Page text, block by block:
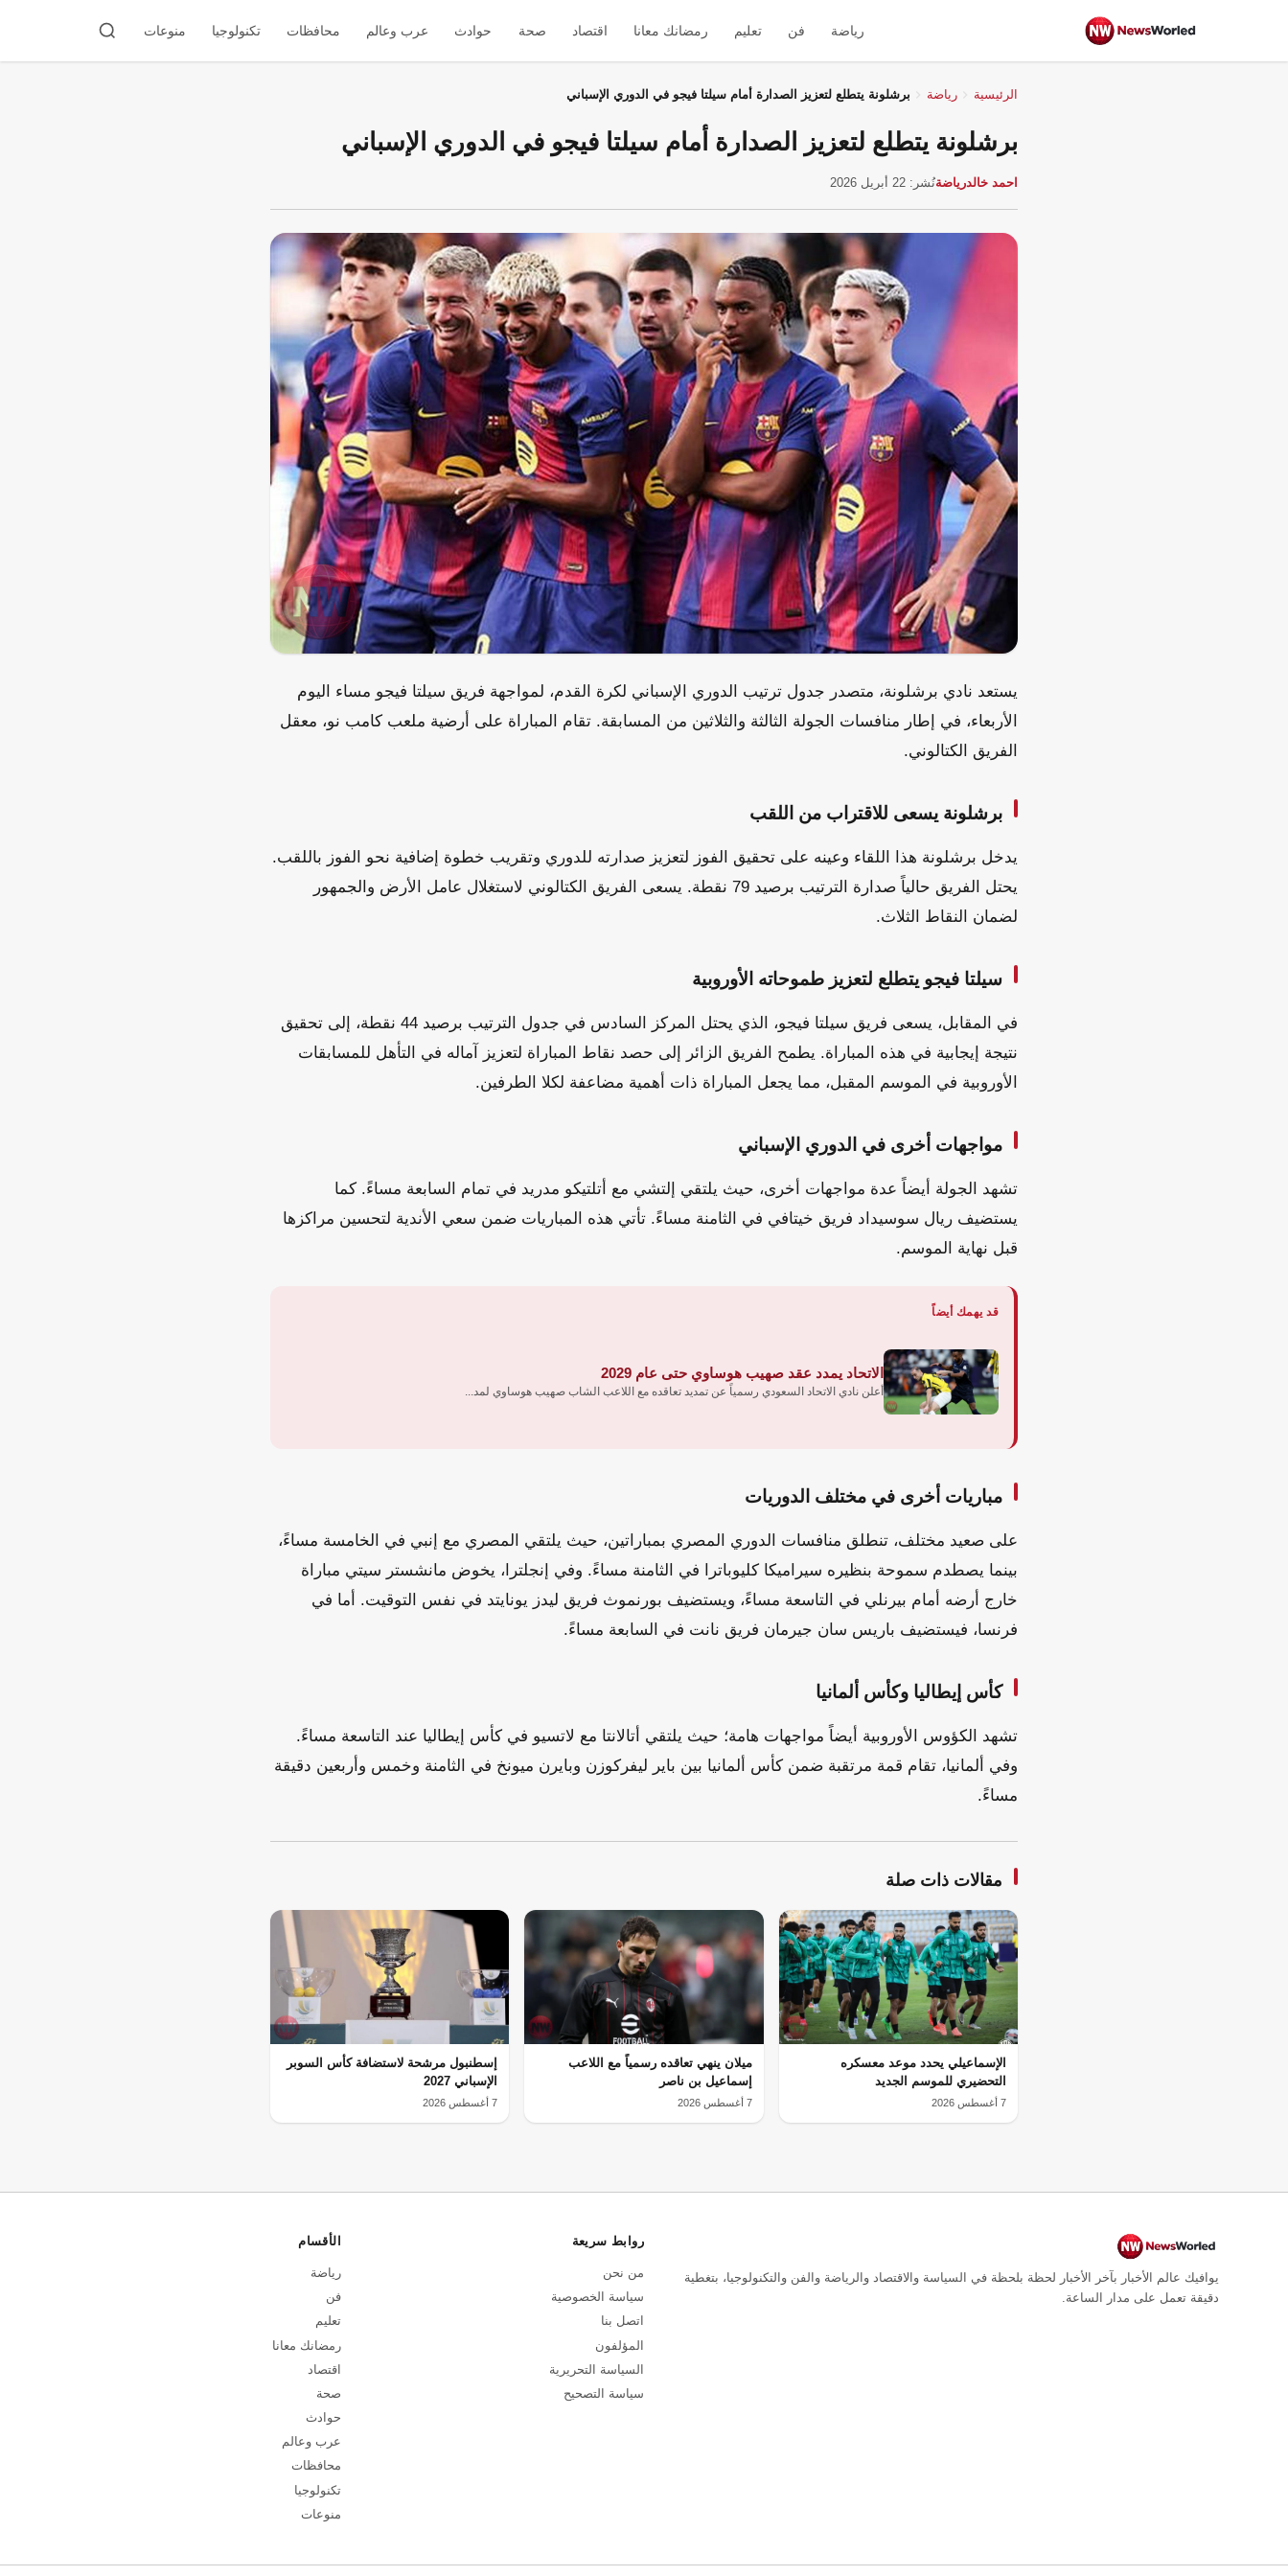
رياضة فن تعليم رمضانك معانا اقتصاد صحة حوادث عرب وعالم محافظات تكنولوجيا منوعات
الرئيسية رياضة برشلونة يتطلع لتعزيز الصدارة أمام سيلتا فيجو في الدوري الإسباني
برشلونة يتطلع لتعزيز الصدارة أمام سيلتا فيجو في الدوري الإسباني
احمد خالدرياضةنُشر: 22 أبريل 2026
يستعد نادي برشلونة، متصدر جدول ترتيب الدوري الإسباني لكرة القدم، لمواجهة فريق سيلتا فيجو مساء اليوم
الأربعاء، في إطار منافسات الجولة الثالثة والثلاثين من المسابقة. تقام المباراة على أرضية ملعب كامب نو، معقل
الفريق الكتالوني.
برشلونة يسعى للاقتراب من اللقب
يدخل برشلونة هذا اللقاء وعينه على تحقيق الفوز لتعزيز صدارته للدوري وتقريب خطوة إضافية نحو الفوز باللقب.
يحتل الفريق حالياً صدارة الترتيب برصيد 79 نقطة. يسعى الفريق الكتالوني لاستغلال عامل الأرض والجمهور
لضمان النقاط الثلاث.
سيلتا فيجو يتطلع لتعزيز طموحاته الأوروبية
في المقابل، يسعى فريق سيلتا فيجو، الذي يحتل المركز السادس في جدول الترتيب برصيد 44 نقطة، إلى تحقيق
نتيجة إيجابية في هذه المباراة. يطمح الفريق الزائر إلى حصد نقاط المباراة لتعزيز آماله في التأهل للمسابقات
الأوروبية في الموسم المقبل، مما يجعل المباراة ذات أهمية مضاعفة لكلا الطرفين.
مواجهات أخرى في الدوري الإسباني
تشهد الجولة أيضاً عدة مواجهات أخرى، حيث يلتقي إلتشي مع أتلتيكو مدريد في تمام السابعة مساءً. كما
يستضيف ريال سوسيداد فريق خيتافي في الثامنة مساءً. تأتي هذه المباريات ضمن سعي الأندية لتحسين مراكزها
قبل نهاية الموسم.
قد يهمك أيضاً
الاتحاد يمدد عقد صهيب هوساوي حتى عام 2029
أعلن نادي الاتحاد السعودي رسمياً عن تمديد تعاقده مع اللاعب الشاب صهيب هوساوي لمد...
مباريات أخرى في مختلف الدوريات
على صعيد مختلف، تنطلق منافسات الدوري المصري بمباراتين، حيث يلتقي المصري مع إنبي في الخامسة مساءً،
بينما يصطدم سموحة بنظيره سيراميكا كليوباترا في الثامنة مساءً. وفي إنجلترا، يخوض مانشستر سيتي مباراة
خارج أرضه أمام بيرنلي في التاسعة مساءً، ويستضيف بورنموث فريق ليدز يونايتد في نفس التوقيت. أما في
فرنسا، فيستضيف باريس سان جيرمان فريق نانت في السابعة مساءً.
كأس إيطاليا وكأس ألمانيا
تشهد الكؤوس الأوروبية أيضاً مواجهات هامة؛ حيث يلتقي أتالانتا مع لاتسيو في كأس إيطاليا عند التاسعة مساءً.
وفي ألمانيا، تقام قمة مرتقبة ضمن كأس ألمانيا بين باير ليفركوزن وبايرن ميونخ في الثامنة وخمس وأربعين دقيقة
مساءً.
مقالات ذات صلة
الإسماعيلي يحدد موعد معسكره
التحضيري للموسم الجديد
7 أغسطس 2026
ميلان ينهي تعاقده رسمياً مع اللاعب
إسماعيل بن ناصر
7 أغسطس 2026
إسطنبول مرشحة لاستضافة كأس السوبر
الإسباني 2027
7 أغسطس 2026
يوافيك عالم الأخبار بآخر الأخبار لحظة بلحظة في السياسة والاقتصاد والرياضة والفن والتكنولوجيا، بتغطية
دقيقة تعمل على مدار الساعة.
روابط سريعة
من نحن
سياسة الخصوصية
اتصل بنا
المؤلفون
السياسة التحريرية
سياسة التصحيح
الأقسام
رياضة
فن
تعليم
رمضانك معانا
اقتصاد
صحة
حوادث
عرب وعالم
محافظات
تكنولوجيا
منوعات